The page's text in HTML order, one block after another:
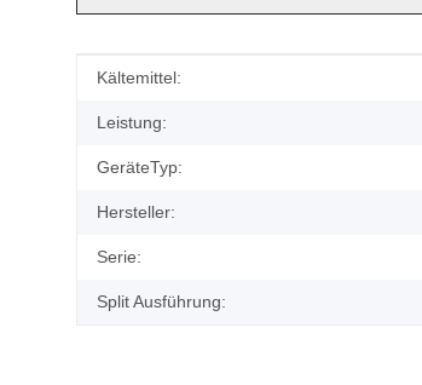
Produkteigenschaft
Wert
Kältemittel:
Leistung:
GeräteTyp:
Hersteller:
Serie:
Split Ausführung: